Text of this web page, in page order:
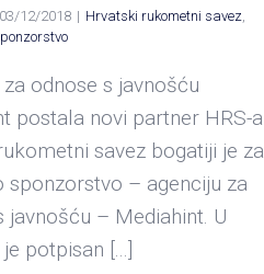
03/12/2018 | Hrvatski rukometni savez
odnose s javnošću
postala novi partner HRS-a
savez bogatiji je za
sponzorstvo – agenciju za
javnošću – Mediahint. U
potpisan [...]